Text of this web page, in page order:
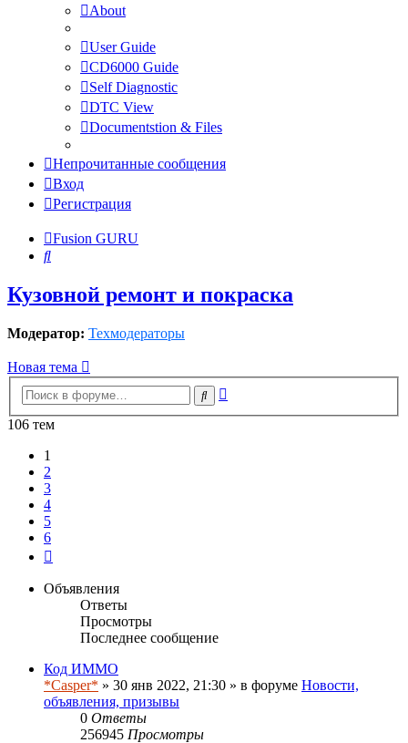
About
User Guide
CD6000 Guide
Self Diagnostic
DTC View
Documentstion & Files
Непрочитанные сообщения
Вход
Регистрация
Fusion GURU
Поиск
Кузовной ремонт и покраска
Модератор: Техмодераторы
Новая тема
Поиск
106 тем
1
2
3
4
5
6
Объявления
Ответы
Просмотры
Последнее сообщение
Код ИММО
*Casper* » 30 янв 2022, 21:30 » в форуме Новости,
объявления, призывы
0 Ответы
256945 Просмотры